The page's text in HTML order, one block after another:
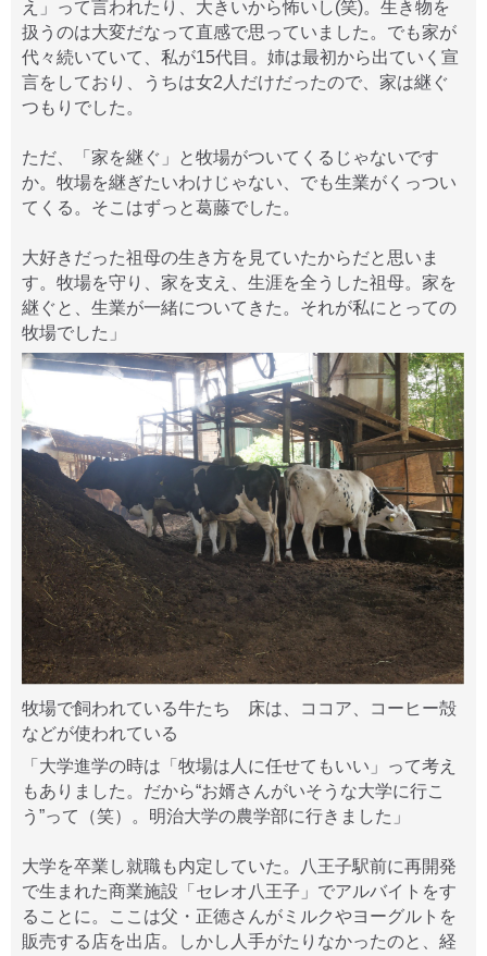
え」って言われたり、大きいから怖いし(笑)。生き物を
扱うのは大変だなって直感で思っていました。でも家が
代々続いていて、私が15代目。姉は最初から出ていく宣
言をしており、うちは女2人だけだったので、家は継ぐ
つもりでした。
ただ、「家を継ぐ」と牧場がついてくるじゃないです
か。牧場を継ぎたいわけじゃない、でも生業がくっつい
てくる。そこはずっと葛藤でした。
大好きだった祖母の生き方を見ていたからだと思いま
す。牧場を守り、家を支え、生涯を全うした祖母。家を
継ぐと、生業が一緒についてきた。それが私にとっての
牧場でした」
牧場で飼われている牛たち 床は、ココア、コーヒー殻
などが使われている
「大学進学の時は「牧場は人に任せてもいい」って考え
もありました。だから“お婿さんがいそうな大学に行こ
う”って（笑）。明治大学の農学部に行きました」
大学を卒業し就職も内定していた。八王子駅前に再開発
で生まれた商業施設「セレオ八王子」でアルバイトをす
ることに。ここは父・正徳さんがミルクやヨーグルトを
販売する店を出店。しかし人手がたりなかったのと、経